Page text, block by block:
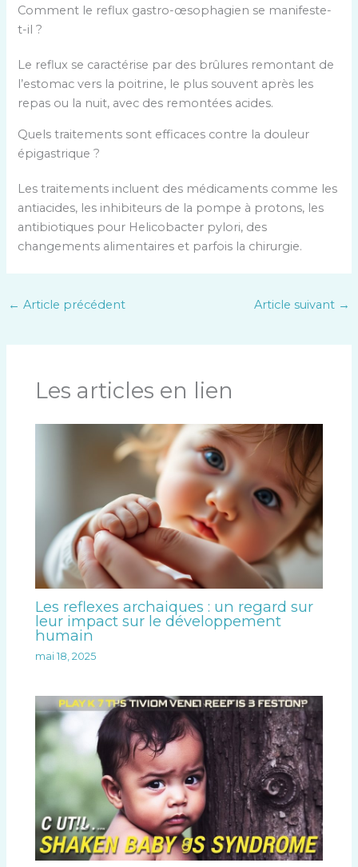
Comment le reflux gastro-œsophagien se manifeste-
t-il ?
Le reflux se caractérise par des brûlures remontant de
l’estomac vers la poitrine, le plus souvent après les
repas ou la nuit, avec des remontées acides.
Quels traitements sont efficaces contre la douleur
épigastrique ?
Les traitements incluent des médicaments comme les
antiacides, les inhibiteurs de la pompe à protons, les
antibiotiques pour Helicobacter pylori, des
changements alimentaires et parfois la chirurgie.
← Article précédent Article suivant →
Les articles en lien
Les reflexes archaiques : un regard sur
leur impact sur le développement
humain
mai 18, 2025